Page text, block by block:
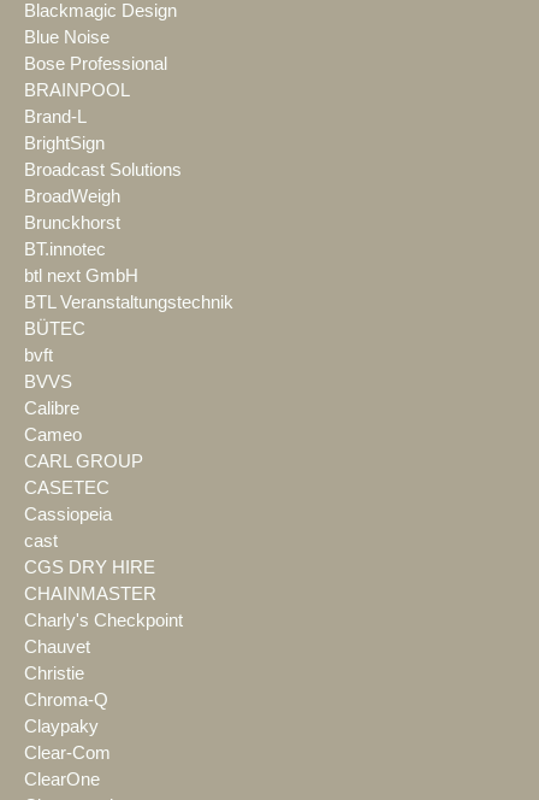
Blackmagic Design
Blue Noise
Bose Professional
BRAINPOOL
Brand-L
BrightSign
Broadcast Solutions
BroadWeigh
Brunckhorst
BT.innotec
btl next GmbH
BTL Veranstaltungstechnik
BÜTEC
bvft
BVVS
Calibre
Cameo
CARL GROUP
CASETEC
Cassiopeia
cast
CGS DRY HIRE
CHAINMASTER
Charly's Checkpoint
Chauvet
Christie
Chroma-Q
Claypaky
Clear-Com
ClearOne